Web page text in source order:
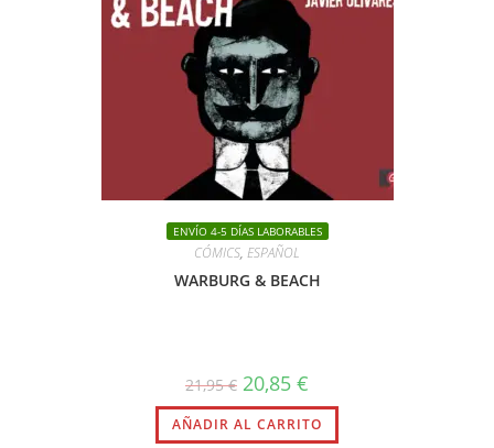
ENVÍO 4-5 DÍAS LABORABLES
CÓMICS, ESPAÑOL
WARBURG & BEACH
21,95€ El
precio
original
era:
21,95 €.
20,85 €
actual
es:
20,85 €.
AÑADIR AL CARRITO